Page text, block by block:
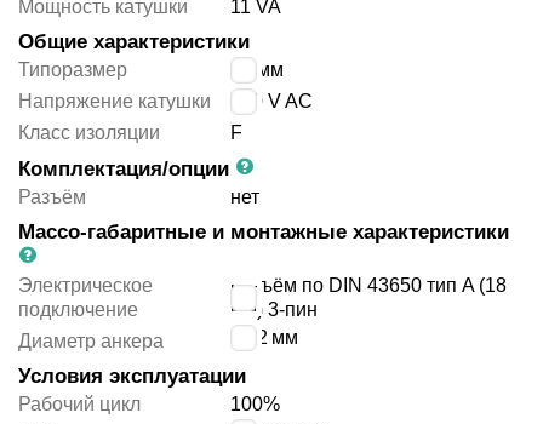
Мощность катушки 11 VA
Общие характеристики
Типоразмер
30 мм
Напряжение катушки
220 V AC
Класс изоляции
F
Комплектация/опции
Разъём нет
Массо-габаритные и монтажные характеристики
Электрическое
подключение
разъём по DIN 43650 тип A (18
мм) 3-пин
Диаметр анкера
10.2 мм
Условия эксплуатации
Рабочий цикл
100%